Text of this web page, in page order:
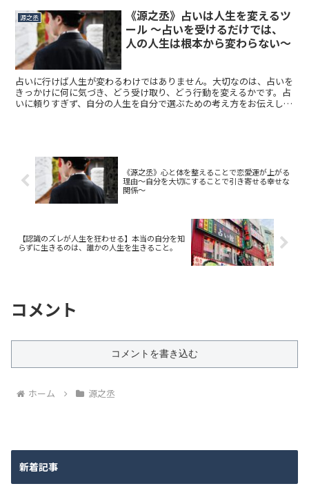
み出しましょう。
源之丞
《源之丞》占いは人生を変えるツ
ール 〜占いを受けるだけでは、
人の人生は根本から変わらない〜
占いに行けば人生が変わるわけではありません。大切なのは、占いを
きっかけに何に気づき、どう受け取り、どう行動を変えるかです。占
いに頼りすぎず、自分の人生を自分で選ぶための考え方をお伝えしま
《源之丞》心と体を整えることで恋愛運が上がる
理由～自分を大切にすることで引き寄せる幸せな
関係～
【認識のズレが人生を狂わせる】本当の自分を知
らずに生きるのは、誰かの人生を生きること。
コメント
コメントを書き込む
ホーム 源之丞
新着記事